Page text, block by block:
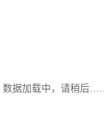
数据加载中，请稍后……